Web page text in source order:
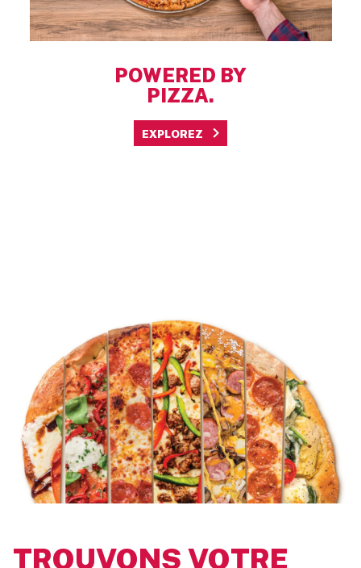
POWERED BY
PIZZA.
EXPLOREZ
TROUVONS VOTRE